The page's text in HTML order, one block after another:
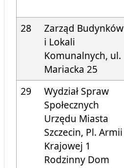
28
Zarząd Budynków
i Lokali
Komunalnych, ul.
Mariacka 25
29
Wydział Spraw
Społecznych
Urzędu Miasta
Szczecin, Pl. Armii
Krajowej 1
Rodzinny Dom